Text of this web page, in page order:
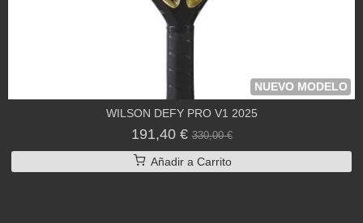
NUEVO MODELO
WILSON DEFY PRO V1 2025
191,40 €330,00 €
Añadir a Carrito